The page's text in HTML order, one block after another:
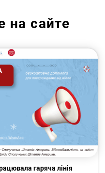
на сайте
гаряча лінія